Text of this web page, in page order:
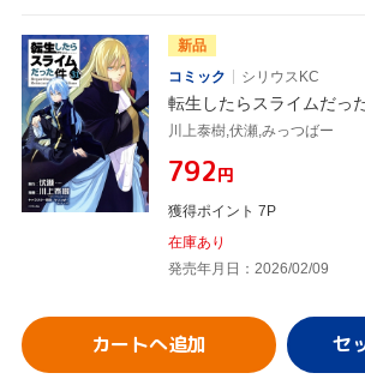
新品
コミック
シリウスKC
転生したらスライムだっ
川上泰樹,伏瀬,みっつばー
¥792円
獲得ポイント 7P
在庫あり
発売年月日：2026/02/09
カートへ追加